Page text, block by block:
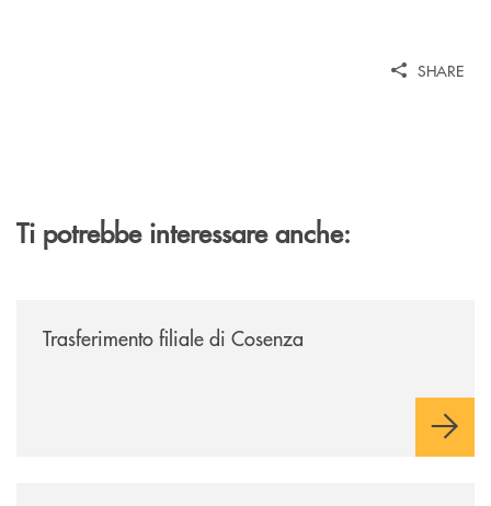
SHARE
Ti potrebbe interessare anche:
Trasferimento filiale di Cosenza